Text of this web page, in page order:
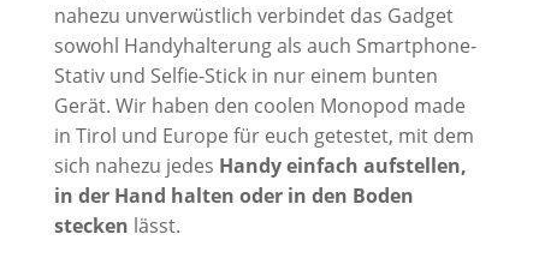
nahezu unverwüstlich verbindet das Gadget
sowohl Handyhalterung als auch Smartphone-
Stativ und Selfie-Stick in nur einem bunten
Gerät. Wir haben den coolen Monopod made
in Tirol und Europe für euch getestet, mit dem
sich nahezu jedes Handy einfach aufstellen,
in der Hand halten oder in den Boden
stecken lässt.